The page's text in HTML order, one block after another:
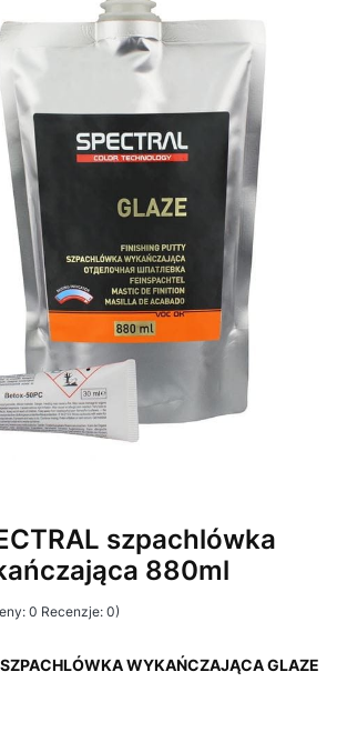
szpachlówka
880ml
0 Recenzje: 0)
WYKAŃCZAJĄCA GLAZE